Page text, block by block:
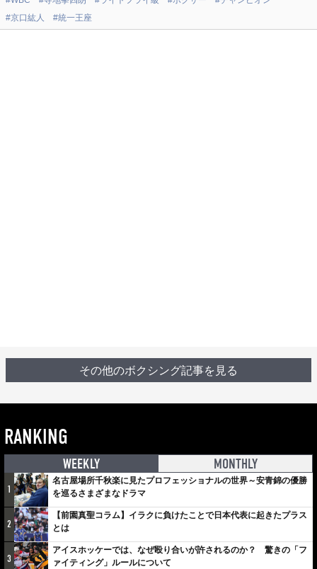
#京口紘人
#統一王座
その他のボクシング記事を見る
RANKING
WEEKLY MONTHLY
1
名古屋場所千秋楽に見たプロフェッショナルの世界～安青錦の優勝
を巡るさまざまなドラマ
2
【前園真聖コラム】イラクに負けたことで日本代表に起きたプラス
とは
3
アイスホッケーでは、なぜ殴り合いが許されるのか？ 驚きの「フ
ァイティング」ルールについて